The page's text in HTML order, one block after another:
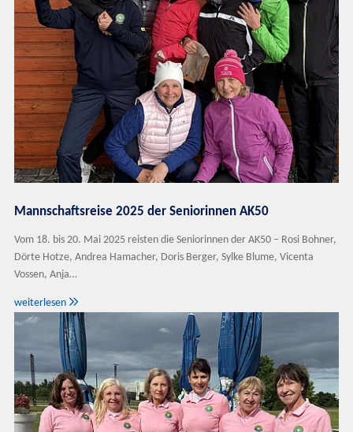
Mannschaftsreise 2025 der Seniorinnen AK50
Vom 18. bis 20. Mai 2025 reisten die Seniorinnen der AK50 – Rosi Bohner,
Dörte Hotze, Andrea Hamacher, Doris Berger, Sylke Blume, Vicenta
Vossen, Anja…
weiterlesen 